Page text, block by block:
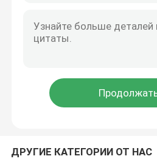
ДРУГИЕ КАТЕГОРИИ ОТ НАС